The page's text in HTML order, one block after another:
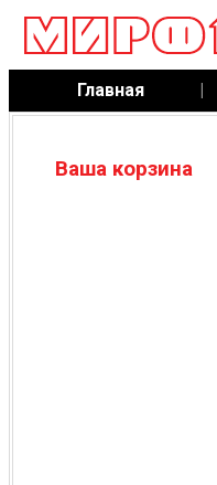
Главная |
Ваша корзина